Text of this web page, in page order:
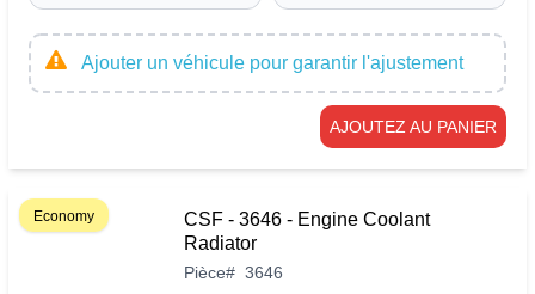
Ajouter un véhicule pour garantir l'ajustement
AJOUTEZ AU PANIER
Economy
CSF - 3646 - Engine Coolant
Radiator
Pièce# 3646